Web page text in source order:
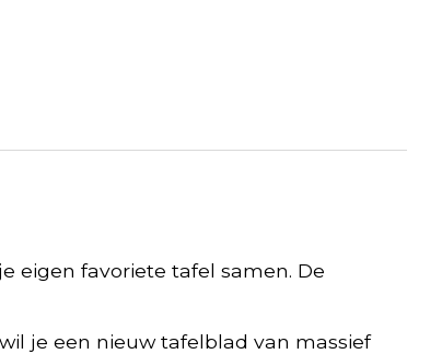
eigen favoriete tafel samen. De
je een nieuw tafelblad van massief